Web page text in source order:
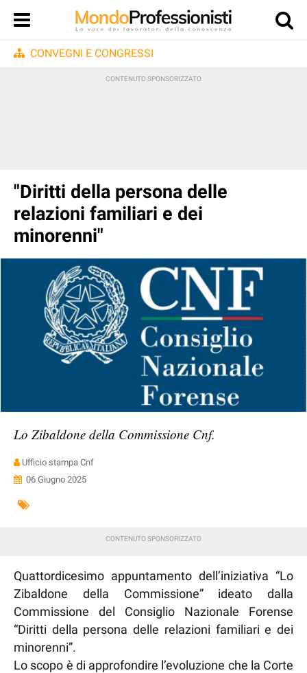
CONVEGNI E CONGRESSI
"Diritti della persona delle
relazioni familiari e dei
minorenni"
Lo Zibaldone della Commissione Cnf.
Ufficio stampa Cnf
06 Giugno 2025
Quattordicesimo appuntamento dell’iniziativa “Lo
Zibaldone della Commissione” ideato dalla
Commissione del Consiglio Nazionale Forense
“Diritti della persona delle relazioni familiari e dei
minorenni”.
Lo scopo è di approfondire l’evoluzione che la Corte